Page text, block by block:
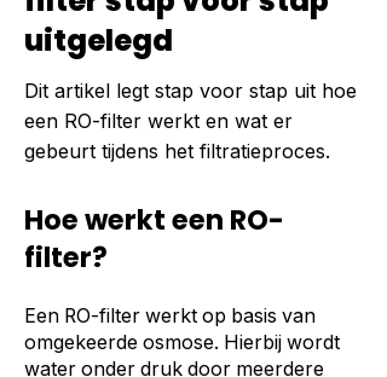
uitgelegd
Dit artikel legt stap voor stap uit hoe
een RO-filter werkt en wat er
gebeurt tijdens het filtratieproces.
Hoe werkt een RO-
filter?
Een RO-filter werkt op basis van
omgekeerde osmose. Hierbij wordt
water onder druk door meerdere